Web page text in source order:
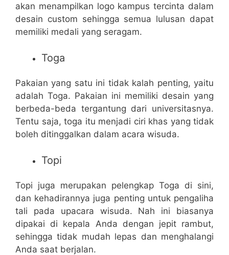
akan menampilkan logo kampus tercinta dalam
desain custom sehingga semua lulusan dapat
memiliki medali yang seragam.
Toga
Pakaian yang satu ini tidak kalah penting, yaitu
adalah Toga. Pakaian ini memiliki desain yang
berbeda-beda tergantung dari universitasnya.
Tentu saja, toga itu menjadi ciri khas yang tidak
boleh ditinggalkan dalam acara wisuda.
Topi
Topi juga merupakan pelengkap Toga di sini,
dan kehadirannya juga penting untuk pengaliha
tali pada upacara wisuda. Nah ini biasanya
dipakai di kepala Anda dengan jepit rambut,
sehingga tidak mudah lepas dan menghalangi
Anda saat berjalan.